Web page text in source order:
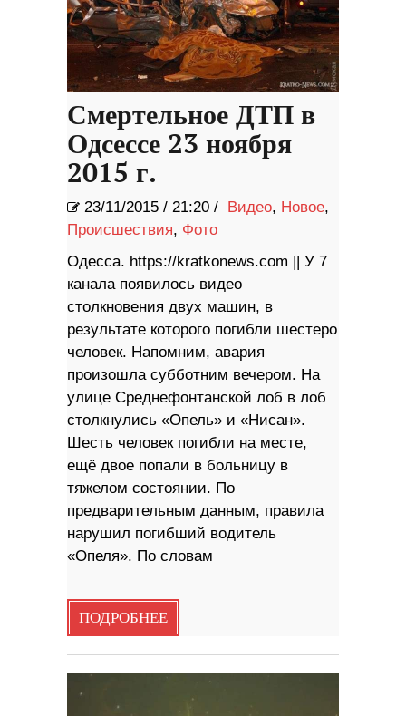
Смертельное ДТП в
Одсессе 23 ноября
2015 г.
23/11/2015 / 21:20 / Видео, Новое,
Происшествия, Фото
Одесса. https://kratkonews.com || У 7
канала появилось видео
столкновения двух машин, в
результате которого погибли шестеро
человек. Напомним, авария
произошла субботним вечером. На
улице Среднефонтанской лоб в лоб
столкнулись «Опель» и «Нисан».
Шесть человек погибли на месте,
ещё двое попали в больницу в
тяжелом состоянии. По
предварительным данным, правила
нарушил погибший водитель
«Опеля». По словам
ПОДРОБНЕЕ